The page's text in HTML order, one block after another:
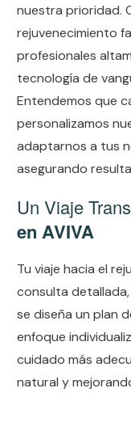
nuestra prioridad.
rejuvenecimiento
profesionales
tecnología de
Entendemos que
personalizamos
adaptarnos a tus
asegurando
Un Viaje
en AVIVA
Tu viaje hacia el
consulta
se diseña un plan
enfoque
cuidado más
natural y